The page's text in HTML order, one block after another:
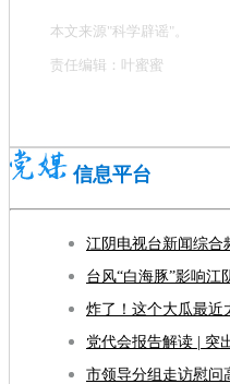
本文来源"科学辟谣"。
责任编辑：叶蜜蜜
信息平台
江阴电视台新闻综合
台风“白海豚”影响江
炸了！这个大瓜最近